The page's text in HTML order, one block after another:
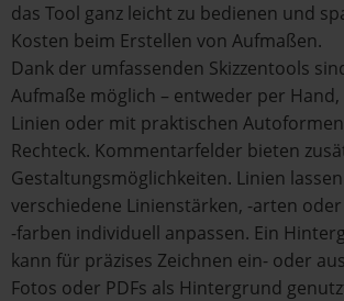
das Tool ganz leicht zu bedienen und
Kosten beim Erstellen von Aufmaßen.
Dank der umfassenden Skizzentools
Aufmaße möglich – entweder per
Linien oder mit praktischen
Rechteck. Kommentarfelder bieten
Gestaltungsmöglichkeiten. Linien
verschiedene Linienstärken, -arten oder
-farben individuell anpassen. Ein
kann für präzises Zeichnen ein- oder
Fotos oder PDFs als Hintergrund